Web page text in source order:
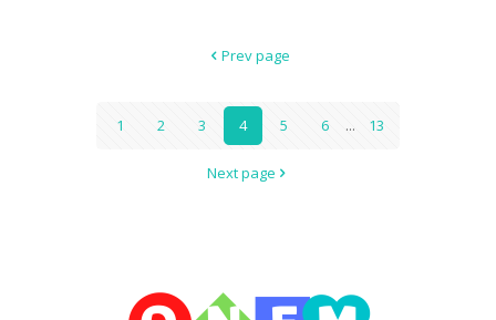
Prev page
1 2 3 4 5 6 ... 13
Next page